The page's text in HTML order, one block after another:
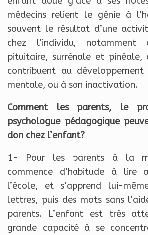
médecins relient le génie à
souvent le résultat d’une
chez l’individu,
pituitaire, surrénale et pinéale,
contribuent au
mentale, ou à son inactivation.
Comment les parents, le
psychologue pédagogique
don chez l’enfant?
1- Pour les parents à la
commence d’habitude à lire
l’école, et s’apprend lui-
lettres, puis des mots sans
parents. L’enfant est très
grande capacité à se